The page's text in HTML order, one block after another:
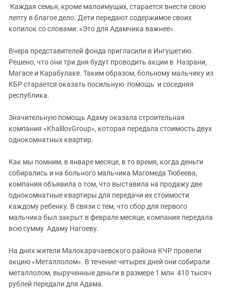
Каждая семья, кроме малоимущих, старается внести свою
лепту в благое дело. Дети передают содержимое своих
копилок со словами: «Это для Адамчика важнее».
Вчера представителей фонда пригласили в Ингушетию.
Решено, что они три дня будут проводить акции в Назрани,
Магасе и Карабулаке. Таким образом, больному мальчику из
КБР старается оказать посильную помощь и соседняя
республика.
Значительную помощь Адаму оказала строительная
компания «KhalilovGroup», которая передала стоимость двух
однокомнатных квартир.
Как мы помним, в январе месяце, в то время, когда деньги
собирались и на больного мальчика Магомеда Тюбеева,
компания объявила о том, что выставила на продажу две
однокомнатные квартиры для передачи их стоимости
каждому ребенку. В связи с тем, что сбор для первого
мальчика был закрыт в феврале месяце, компания передала
всю сумму Адаму Нагоеву.
На днях жители Малокарачаевского района КЧР провели
акцию «Металлолом». В течение четырех дней они собирали
металлолом, вырученные деньги в размере 1 млн 410 тысяч
рублей передали для Адама.